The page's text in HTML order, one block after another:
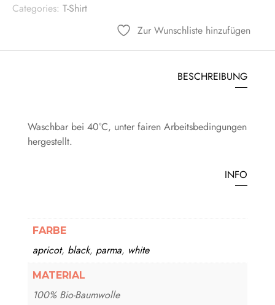
Categories: T-Shirt
Zur Wunschliste hinzufügen
BESCHREIBUNG
Waschbar bei 40°C, unter fairen Arbeitsbedingungen
hergestellt.
INFO
FARBE
apricot, black, parma, white
MATERIAL
100% Bio-Baumwolle